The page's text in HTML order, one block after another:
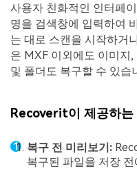
사용자 친화적인 인터페
명을 검색창에 입력하여
는 대로 스캔을 시작하거
은 MXF 이외에도 이미지
및 폴더도 복구할 수 있습
Recoverit이 제공하는
복구 전 미리보기:
복구된 파일을 저장